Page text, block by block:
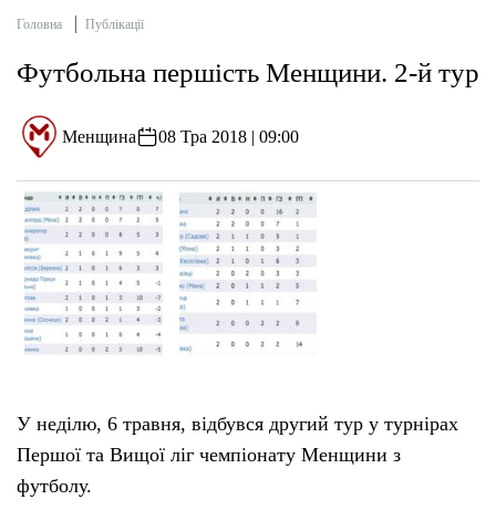
Головна Публікації
Футбольна першість Менщини. 2-й тур
Менщина 08 Тра 2018 | 09:00
У неділю, 6 травня, відбувся другий тур у турнірах
Першої та Вищої ліг чемпіонату Менщини з
футболу.